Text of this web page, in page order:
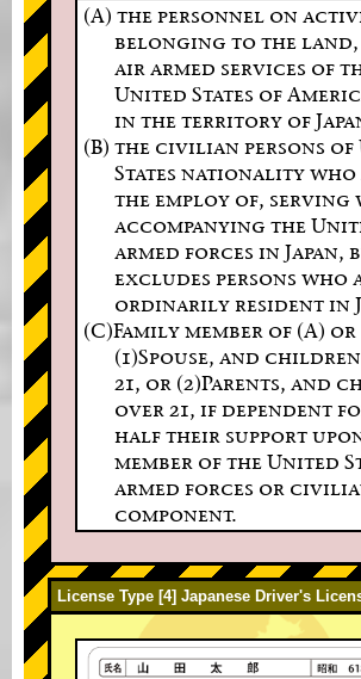
(A) the personnel on
belonging to the land,
air armed services of
United States of
in the territory of
(B) the civilian persons of
States nationality who
the employ of, serving
accompanying the
armed forces in Japan,
excludes persons who
ordinarily resident in
(C)Family member of (A) or
(1)Spouse, and
21, or (2)Parents, and
over 21, if dependent
half their support
member of the United
armed forces or
component.
License Type [4] Japanese Driver's